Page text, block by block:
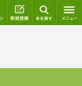
ログイン 新規登録